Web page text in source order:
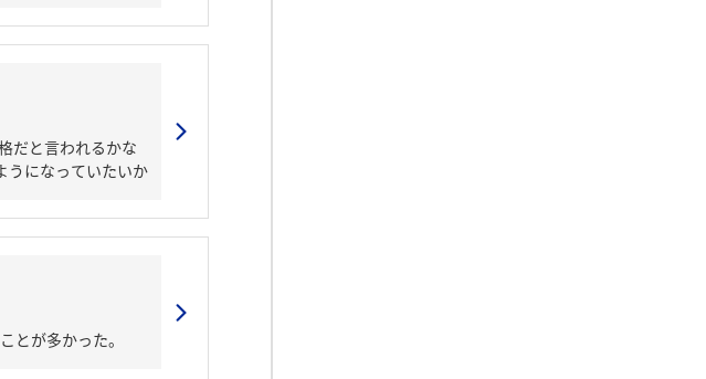
だと言われるかな
うになっていたいか
とが多かった。